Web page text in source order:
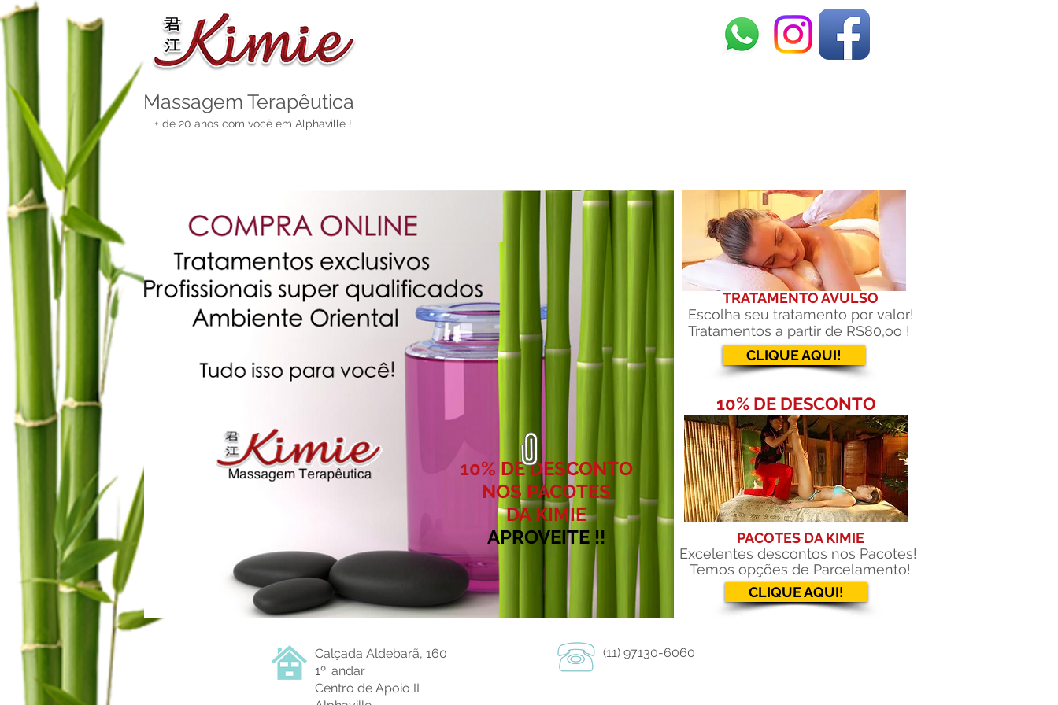
Massagem Terapêutica
+ de 20 anos com você em Alphaville !
COMPRA ONLINE
10% DE DESCONTO
NOS PACOTES
DA KIMIE
APROVEITE !!
TRATAMENTO AVULSO
Escolha seu tratamento por valor!
Tratamentos a partir de R$80,oo !
CLIQUE AQUI!
10% DE DESCONTO
PACOTES DA KIMIE
Excelentes descontos nos Pacotes!
Temosopções de Parcelamento!
CLIQUE AQUI!
Calçada Aldebarã, 160
1º. andar
Centro de Apoio II
(11) 97130-6060